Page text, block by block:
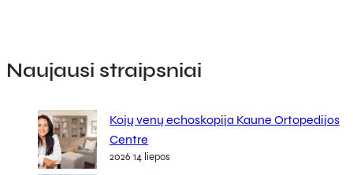
Naujausi straipsniai
Kojų venų echoskopija Kaune Ortopedijos
Centre
2026 14 liepos